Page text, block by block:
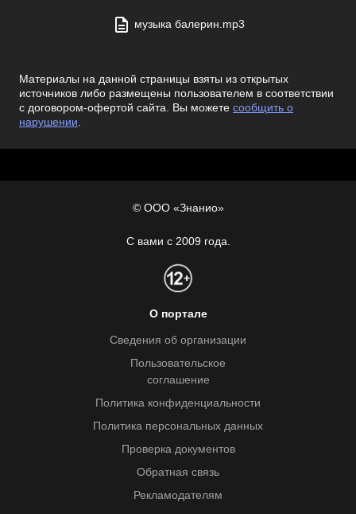
музыка балерин.mp3
Материалы на данной страницы взяты из открытых
источников либо размещены пользователем в соответствии
с договором-офертой сайта. Вы можете сообщить о
нарушении.
© ООО «Знанио»
С вами с 2009 года.
О портале
Сведения об организации
Пользовательское
соглашение
Политика конфиденциальности
Политика персональных данных
Проверка документов
Обратная связь
Рекламодателям